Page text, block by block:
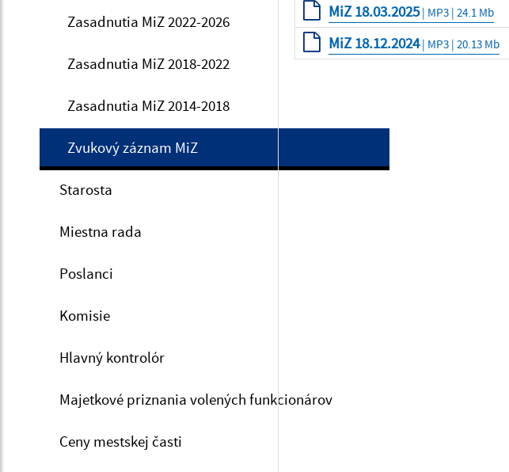
Zasadnutia MiZ 2022-2026
Zasadnutia MiZ 2018-2022
Zasadnutia MiZ 2014-2018
Zvukový záznam MiZ
Starosta
Miestna rada
Poslanci
Komisie
Hlavný kontrolór
Majetkové priznania volených funkcionárov
Ceny mestskej časti
MiZ 18.03.2025| MP3 | 24.1 Mb
MiZ 18.12.2024| MP3 | 20.13 Mb